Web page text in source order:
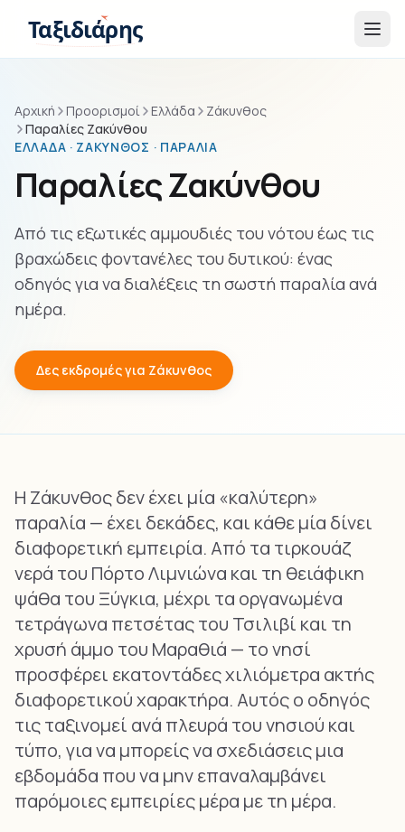
Ταξιδιάρης
Αρχική Προορισμοί Ελλάδα
Ζάκυνθος
Παραλίες Ζακύνθου
ΕΛΛΆΔΑ · ΖΆΚΥΝΘΟΣ · ΠΑΡΑΛΊΑ
Παραλίες Ζακύνθου
Από τις εξωτικές αμμουδιές του νότου έως τις
βραχώδεις φοντανέλες του δυτικού: ένας
οδηγός για να διαλέξεις τη σωστή παραλία ανά
ημέρα.
Δες εκδρομές για Ζάκυνθος
Η Ζάκυνθος δεν έχει μία «καλύτερη»
παραλία — έχει δεκάδες, και κάθε μία δίνει
διαφορετική εμπειρία. Από τα τιρκουάζ
νερά του Πόρτο Λιμνιώνα και τη θειάφικη
ψάθα του Ξύγκια, μέχρι τα οργανωμένα
τετράγωνα πετσέτας του Τσιλιβί και τη
χρυσή άμμο του Μαραθιά — το νησί
προσφέρει εκατοντάδες χιλιόμετρα ακτής
διαφορετικού χαρακτήρα. Αυτός ο οδηγός
τις ταξινομεί ανά πλευρά του νησιού και
τύπο, για να μπορείς να σχεδιάσεις μια
εβδομάδα που να μην επαναλαμβάνει
παρόμοιες εμπειρίες μέρα με τη μέρα.